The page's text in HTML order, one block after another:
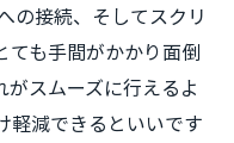
の接続、そしてスクリ
ても手間がかかり面倒
スムーズに行えるよ
軽減できるといいです